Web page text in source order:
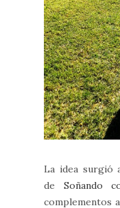
La idea surgió
de Soñando
complementos